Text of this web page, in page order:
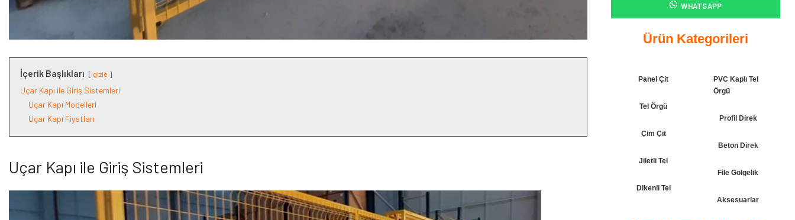
İçerik Başlıkları gizle
Uçar Kapı ile Giriş Sistemleri
Uçar Kapı Modelleri
Uçar Kapı Fiyatları
Uçar Kapı ile Giriş Sistemleri
WHATSAPP
Ürün Kategorileri
Panel Çit
Tel Örgü
Çim Çit
Jiletli Tel
Dikenli Tel
PVC Kaplı Tel
Örgü
Profil Direk
Beton Direk
File Gölgelik
Aksesuarlar